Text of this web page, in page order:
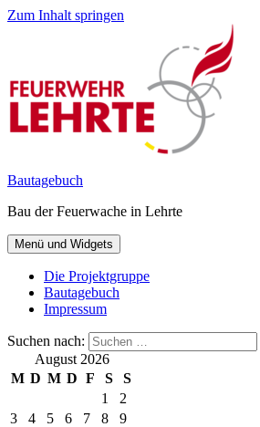
Zum Inhalt springen
Bautagebuch
Bau der Feuerwache in Lehrte
Menü und Widgets
Die Projektgruppe
Bautagebuch
Impressum
Suchen nach:
August 2026
M D M D F S
S
1
2
3
4 5 6 7 8
9